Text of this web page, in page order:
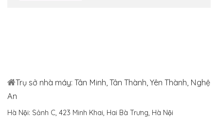
Trụ sở nhà máy: Tân Minh, Tân Thành, Yên Thành, Nghệ
An
Hà Nội: Sảnh C, 423 Minh Khai, Hai Bà Trưng, Hà Nội